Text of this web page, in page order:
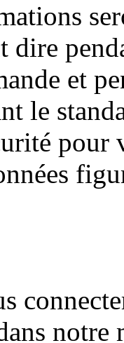
dire
et
le
pour
notre